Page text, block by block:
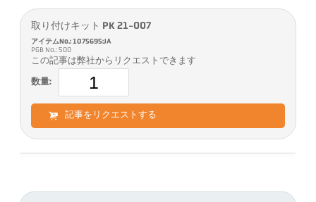
取り付けキット PK 21-007
アイテムNo.: 1075695:JA
PGB No.: 500
この記事は弊社からリクエストできます
数量:
記事をリクエストする